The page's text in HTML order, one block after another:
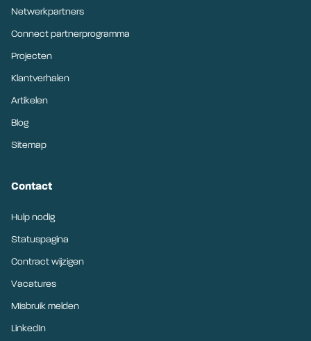
Netwerkpartners
Connect partnerprogramma
Projecten
Klantverhalen
Artikelen
Blog
Sitemap
Contact
Hulp nodig
Statuspagina
Contract wijzigen
Vacatures
Misbruik melden
LinkedIn